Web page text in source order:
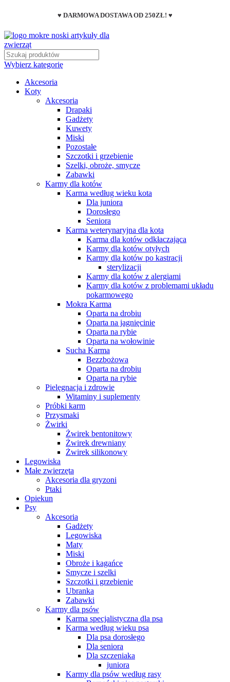
♥ DARMOWA DOSTAWA OD 250ZŁ! ♥
Wybierz kategorię
Akcesoria
Koty
Akcesoria
Drapaki
Gadżety
Kuwety
Miski
Pozostałe
Szczotki i grzebienie
Szelki, obroże, smycze
Zabawki
Karmy dla kotów
Karma według wieku kota
Dla juniora
Dorosłego
Seniora
Karma weterynaryjna dla kota
Karma dla kotów odkłaczająca
Karmy dla kotów otyłych
Karmy dla kotów po kastracji
sterylizacji
Karmy dla kotów z alergiami
Karmy dla kotów z problemami układu
pokarmowego
Mokra Karma
Oparta na drobiu
Oparta na jagnięcinie
Oparta na rybie
Oparta na wołowinie
Sucha Karma
Bezzbożowa
Oparta na drobiu
Oparta na rybie
Pielęgnacja i zdrowie
Witaminy i suplementy
Próbki karm
Przysmaki
Żwirki
Żwirek bentonitowy
Żwirek drewniany
Żwirek silikonowy
Legowiska
Małe zwierzęta
Akcesoria dla gryzoni
Ptaki
Opiekun
Psy
Akcesoria
Gadżety
Legowiska
Maty
Miski
Obroże i kagańce
Smycze i szelki
Szczotki i grzebienie
Ubranka
Zabawki
Karmy dla psów
Karma specjalistyczna dla psa
Karma według wieku psa
Dla psa dorosłego
Dla seniora
Dla szczeniaka
juniora
Karmy dla psów według rasy